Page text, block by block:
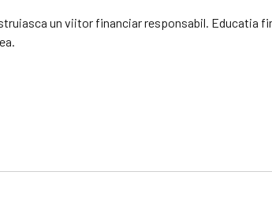
un viitor financiar responsabil. Educatia